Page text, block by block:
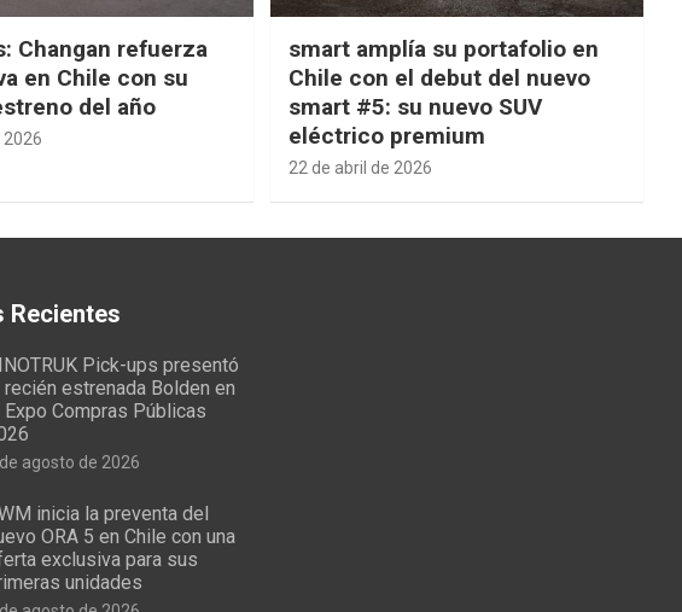
Changan refuerza
en Chile con su
del año
2026
smart amplía su portafolio en
Chile con el debut del nuevo
smart #5: su nuevo SUV
eléctrico premium
22 de abril de 2026
Recientes
Pick-ups presentó
recién estrenada Bolden en
Expo Compras Públicas
agosto de 2026
inicia la preventa del
ORA 5 en Chile con una
exclusiva para sus
unidades